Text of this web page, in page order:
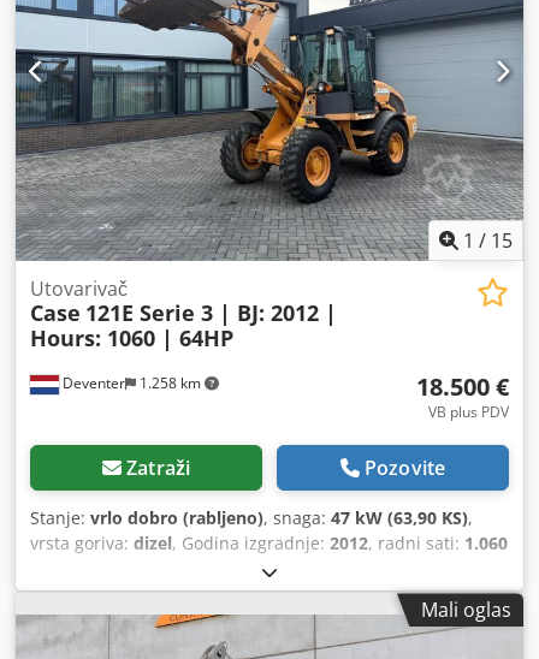
1 / 15
Deventer 1.258 km
Utovarivač
Case 121E Serie 3 | BJ: 2012 |
Hours: 1060 | 64HP
18.500 €
VB plus PDV
Zatraži Pozovite
Stanje: vrlo dobro (rabljeno), snaga: 47 kW (63,90 KS),
vrsta goriva: dizel, Godina izgradnje: 2012, radni sati: 1.060
Mali oglas